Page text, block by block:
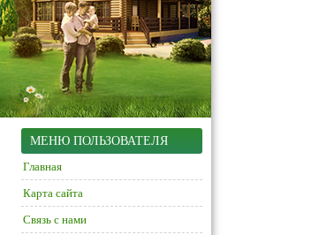
МЕНЮ ПОЛЬЗОВАТЕЛЯ
Главная
Карта сайта
Связь с нами